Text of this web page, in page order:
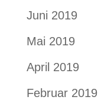
Juni 2019
Mai 2019
April 2019
Februar 2019